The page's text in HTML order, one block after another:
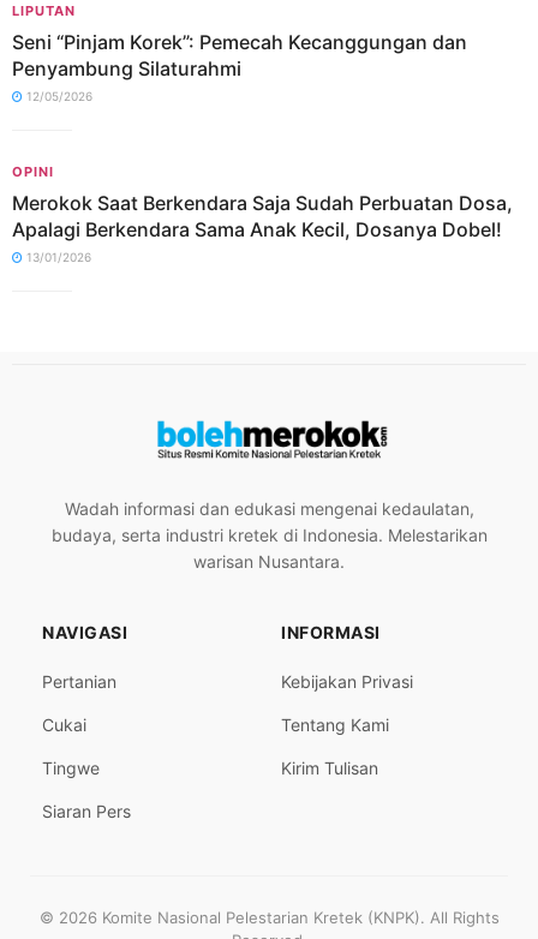
LIPUTAN
Seni “Pinjam Korek”: Pemecah Kecanggungan dan
Penyambung Silaturahmi
12/05/2026
OPINI
Merokok Saat Berkendara Saja Sudah Perbuatan Dosa,
Apalagi Berkendara Sama Anak Kecil, Dosanya Dobel!
13/01/2026
Wadah informasi dan edukasi mengenai kedaulatan,
budaya, serta industri kretek di Indonesia. Melestarikan
warisan Nusantara.
NAVIGASI
Pertanian
Cukai
Tingwe
Siaran Pers
INFORMASI
Kebijakan Privasi
Tentang Kami
Kirim Tulisan
© 2026 Komite Nasional Pelestarian Kretek (KNPK). All Rights